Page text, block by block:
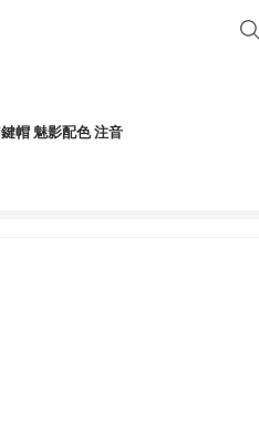
帽 魅影配色 注音